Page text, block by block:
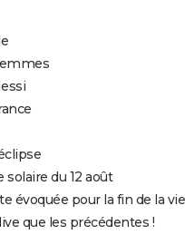
solaire du 12 août
évoquée pour la fin de la
que les précédentes !